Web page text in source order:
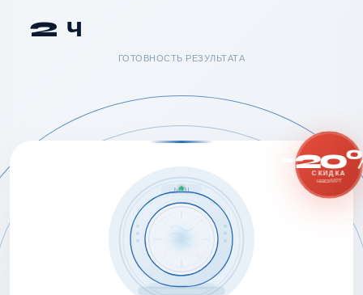
2 ч
ГОТОВНОСТЬ РЕЗУЛЬТАТА
- СКИДКА
на все МРТ
MRI